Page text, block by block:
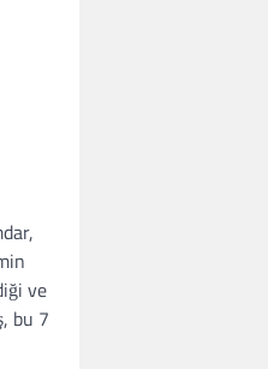
ve
bu 7